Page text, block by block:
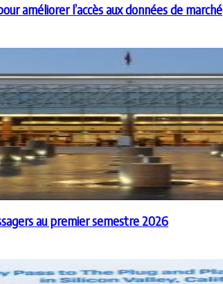
améliorer l’accès aux données de marché
au premier semestre 2026